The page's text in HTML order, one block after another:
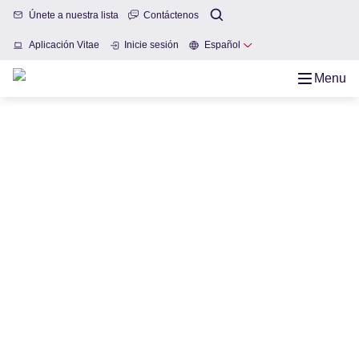
Únete a nuestra lista Contáctenos
Aplicación Vitae Inicie sesión Español
Menu